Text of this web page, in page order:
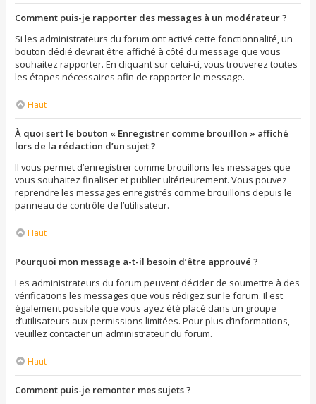
Comment puis-je rapporter des messages à un modérateur ?
Si les administrateurs du forum ont activé cette fonctionnalité, un
bouton dédié devrait être affiché à côté du message que vous
souhaitez rapporter. En cliquant sur celui-ci, vous trouverez toutes
les étapes nécessaires afin de rapporter le message.
Haut
À quoi sert le bouton « Enregistrer comme brouillon » affiché
lors de la rédaction d’un sujet ?
Il vous permet d’enregistrer comme brouillons les messages que
vous souhaitez finaliser et publier ultérieurement. Vous pouvez
reprendre les messages enregistrés comme brouillons depuis le
panneau de contrôle de l’utilisateur.
Haut
Pourquoi mon message a-t-il besoin d’être approuvé ?
Les administrateurs du forum peuvent décider de soumettre à des
vérifications les messages que vous rédigez sur le forum. Il est
également possible que vous ayez été placé dans un groupe
d’utilisateurs aux permissions limitées. Pour plus d’informations,
veuillez contacter un administrateur du forum.
Haut
Comment puis-je remonter mes sujets ?